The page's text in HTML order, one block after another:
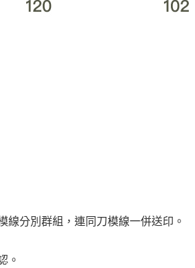
分別群組，連同刀模線一併送印。
。